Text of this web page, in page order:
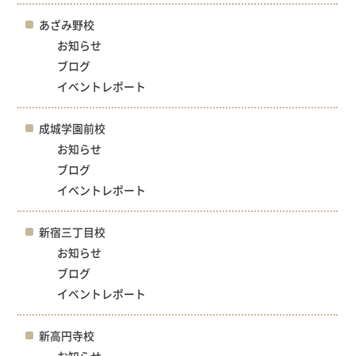
あざみ野校
お知らせ
ブログ
イベントレポート
成城学園前校
お知らせ
ブログ
イベントレポート
新宿三丁目校
お知らせ
ブログ
イベントレポート
新高円寺校